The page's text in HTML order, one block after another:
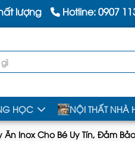
lượng Hotline:0907
HỌC NỘI THẤT NHÀ
Ăn Inox Cho Bé Uy Tín, Đảm